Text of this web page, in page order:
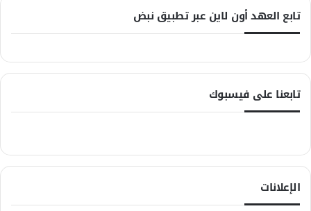
تابع العهد أون لاين عبر تطبيق نبض
تابعنا على فيسبوك
الإعلانات